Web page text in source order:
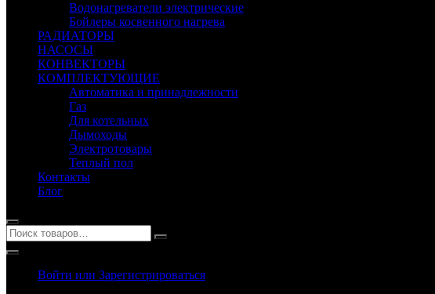
Водонагреватели электрические
Бойлеры косвенного нагрева
РАДИАТОРЫ
НАСОСЫ
КОНВЕКТОРЫ
КОМПЛЕКТУЮЩИЕ
Автоматика и принадлежности
Газ
Для котельных
Дымоходы
Электротовары
Теплый пол
Контакты
Блог
Войти или Зарегистрироваться